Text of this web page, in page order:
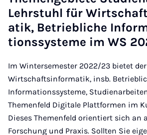
Lehr­stuhl für
atik, Be­trieb­liche
tionssysteme im WS
Im Wintersemester 2022/23 bietet
Wirtschaftsinformatik, insb.
Informationssysteme,
Themenfeld Digitale Plattformen im
Dieses Themenfeld orientiert sich an
Forschung und Praxis. Sollten Sie